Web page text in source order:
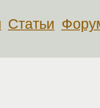
Статьи